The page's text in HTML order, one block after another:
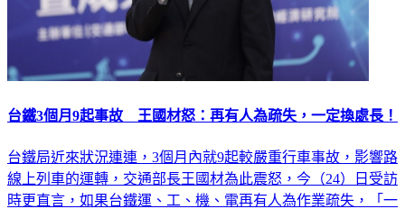
台鐵3個月9起事故 王國材怒：再有人為疏失，一定換處長！
台鐵局近來狀況連連，3個月內就9起較嚴重行車事故，影響路
線上列車的運轉，交通部長王國材為此震怒，今（24）日受訪
時更直言，如果台鐵運、工、機、電再有人為作業疏失，「一